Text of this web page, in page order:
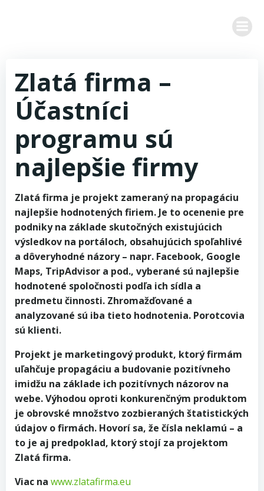
Zlatá firma –
Účastníci
programu sú
najlepšie firmy
Zlatá firma je projekt zameraný na propagáciu
najlepšie hodnotených firiem. Je to ocenenie pre
podniky na základe skutočných existujúcich
výsledkov na portáloch, obsahujúcich spoľahlivé
a dôveryhodné názory – napr. Facebook, Google
Maps, TripAdvisor a pod., vyberané sú najlepšie
hodnotené spoločnosti podľa ich sídla a
predmetu činnosti. Zhromažďované a
analyzované sú iba tieto hodnotenia. Porotcovia
sú klienti.
Projekt je marketingový produkt, ktorý firmám
uľahčuje propagáciu a budovanie pozitívneho
imidžu na základe ich pozitívnych názorov na
webe. Výhodou oproti konkurenčným produktom
je obrovské množstvo zozbieraných štatistických
údajov o firmách. Hovorí sa, že čísla neklamú – a
to je aj predpoklad, ktorý stojí za projektom
Zlatá firma.
Viac na www.zlatafirma.eu